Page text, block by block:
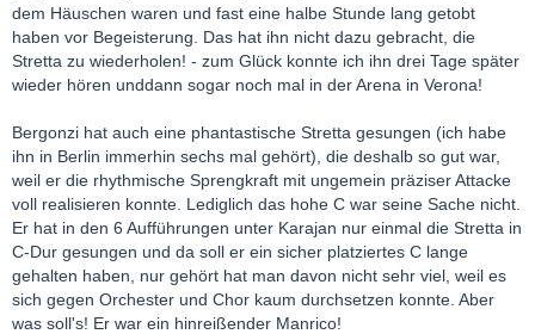
dem Häuschen waren und fast eine halbe Stunde lang getobt
haben vor Begeisterung. Das hat ihn nicht dazu gebracht, die
Stretta zu wiederholen! - zum Glück konnte ich ihn drei Tage später
wieder hören unddann sogar noch mal in der Arena in Verona!
Bergonzi hat auch eine phantastische Stretta gesungen (ich habe
ihn in Berlin immerhin sechs mal gehört), die deshalb so gut war,
weil er die rhythmische Sprengkraft mit ungemein präziser Attacke
voll realisieren konnte. Lediglich das hohe C war seine Sache nicht.
Er hat in den 6 Aufführungen unter Karajan nur einmal die Stretta in
C-Dur gesungen und da soll er ein sicher platziertes C lange
gehalten haben, nur gehört hat man davon nicht sehr viel, weil es
sich gegen Orchester und Chor kaum durchsetzen konnte. Aber
was soll's! Er war ein hinreißender Manrico!